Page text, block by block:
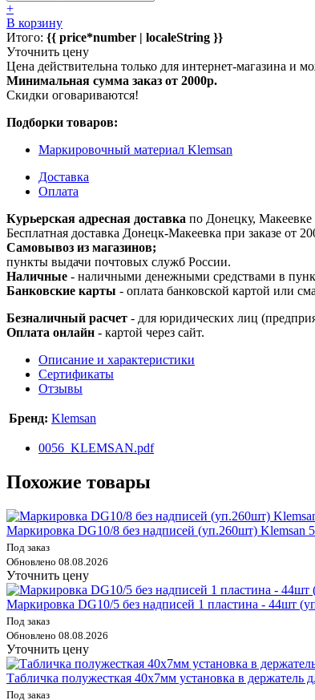
+
В корзину
Итого: {{ price*number | localeString }}
Уточнить цену
Цена действительна только для интернет-магазина и
Минимальная сумма заказ от 2000р.
Скидки оговариваются!
Подборки товаров:
Маркировочный материал Klemsan
Доставка
Оплата
Курьерская адресная доставка по Донецку,
Бесплатная доставка Донецк-Макеевка при заказе от
Самовывоз из магазинов;
пункты выдачи почтовых служб России.
Наличные - наличными денежными средствами в
Банковские карты - оплата банковской картой или
Безналичный расчет - для юридических лиц
Оплата онлайн - картой через сайт.
Описание и характеристики
Сертификаты
Отзывы
Бренд: Klemsan
0056_KLEMSAN.pdf
Похожие товары
Маркировка DG10/8 без надписей (уп.260шт) Klemsan
Под заказ
Обновлено 08.08.2026
Уточнить цену
Маркировка DG10/5 без надписей 1 пластина - 44шт
Под заказ
Обновлено 08.08.2026
Уточнить цену
Табличка полужесткая 40х7мм установка в
Под заказ